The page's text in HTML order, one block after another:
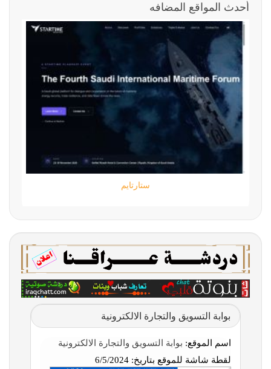
أحدث المواقع المضافه
ستارتايم
بوابة التسويق والتجارة الالكترونية
اسم الموقع: بوابة التسويق والتجارة الالكترونية
لقطة شاشة للموقع بتاريخ: